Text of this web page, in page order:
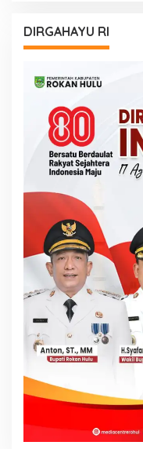
DIRGAHAYU RI